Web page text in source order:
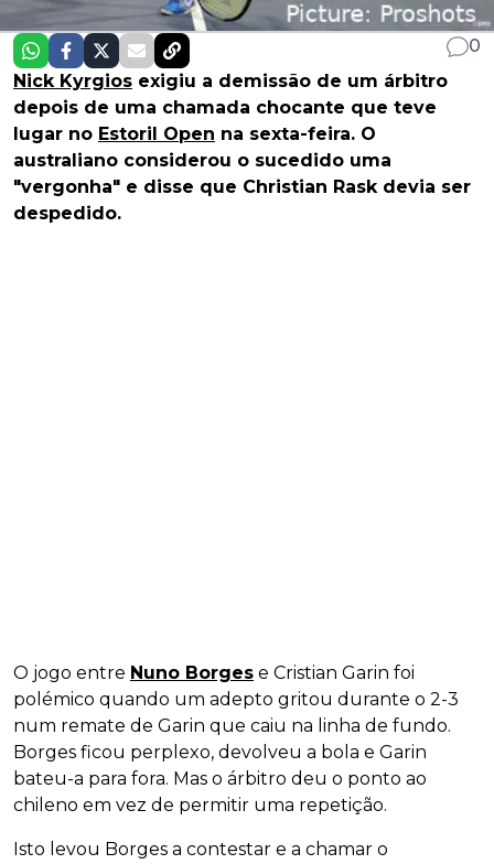
0
Nick Kyrgios exigiu a demissão de um árbitro
depois de uma chamada chocante que teve
lugar no Estoril Open na sexta-feira. O
australiano considerou o sucedido uma
"vergonha" e disse que Christian Rask devia ser
despedido.
O jogo entre Nuno Borges e Cristian Garin foi
polémico quando um adepto gritou durante o 2-3
num remate de Garin que caiu na linha de fundo.
Borges ficou perplexo, devolveu a bola e Garin
bateu-a para fora. Mas o árbitro deu o ponto ao
chileno em vez de permitir uma repetição.
Isto levou Borges a contestar e a chamar o